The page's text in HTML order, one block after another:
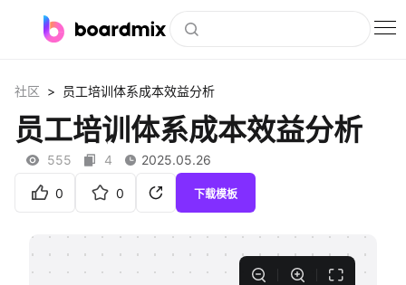
社区资源
下载
私有化部署
社区 > 员工培训体系成本效益分析
员工培训体系成本效益分析
555 4 2025.05.26
0 0 下载模板